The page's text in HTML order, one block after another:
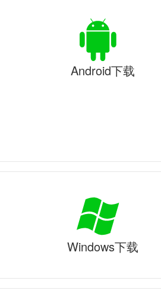
Android下载
Windows下载